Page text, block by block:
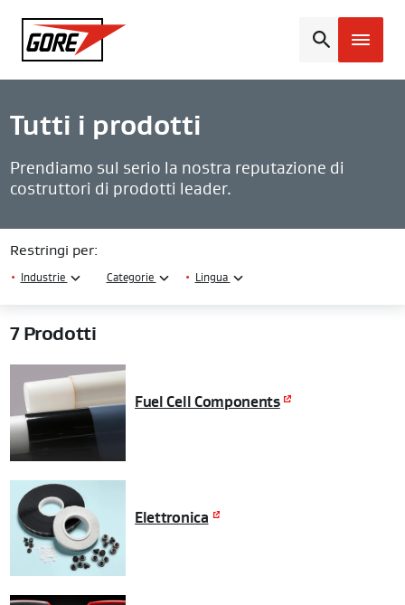
Gore
Tutti i prodotti
Prendiamo sul serio la nostra reputazione di
costruttori di prodotti leader.
Restringi per:
• Industrie Categorie • Lingua
7Prodotti
Fuel Cell Components
Elettronica